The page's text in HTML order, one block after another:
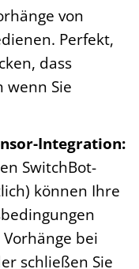
von
Perfekt,
dass
wenn Sie
Integration:
SwitchBot-
können Ihre
bei
schließen Sie